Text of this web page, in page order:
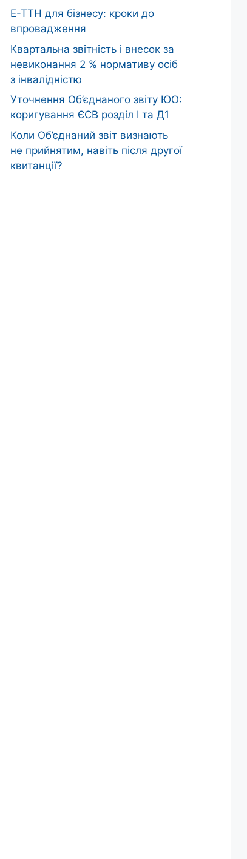
Е-ТТН для бізнесу: кроки до
впровадження
Квартальна звітність і внесок за
невиконання 2 % нормативу осіб
з інвалідністю
Уточнення Об’єднаного звіту ЮО:
коригування ЄСВ розділ І та Д1
Коли Об’єднаний звіт визнають
не прийнятим, навіть після другої
квитанції?